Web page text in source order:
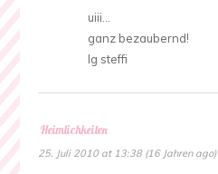
uiii…
ganz bezaubernd!
lg steffi
Heimlichkeiten
25. Juli 2010 at 13:38 (16 Jahren ago)